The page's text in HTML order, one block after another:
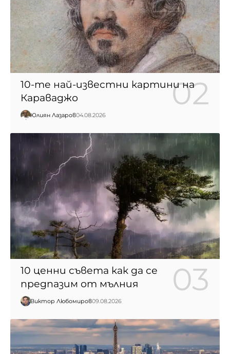
10-те най-известни картини на
Караваджо
Юлиян Лазаров04.08.2026
10 ценни съвета как да се
предпазим от мълния
Виктор Любомиров09.08.2026